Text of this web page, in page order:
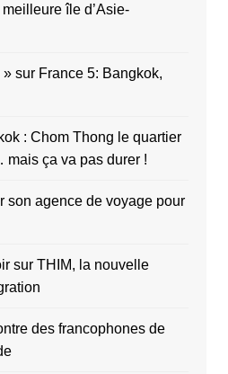
île d’Asie-
sur France 5: Bangkok,
: Chom Thong le quartier
ça va pas durer !
son agence de voyage pour
sur THIM, la nouvelle
des francophones de